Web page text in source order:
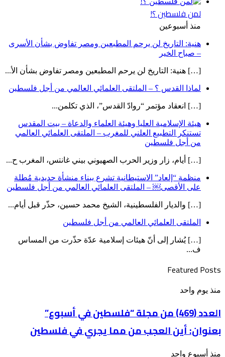
لمن فلسطين ؟!
منذ أسبوعين
هنية: التاريخ لن يرحم المطبعين ومصر تفاوض بشأن الأسرى
– صباح الخير
[…] هنية: التاريخ لن يرحم المطبعين ومصر تفاوض بشأن الأ...
لماذا القدس ؟ – الملتقى العلمائي العالمي من أجل فلسطين
[…] انعقاد مؤتمر “روادّ القدس”، الذي تكلمن...
هيئة الإسلامية العليا وهيئة العلماء والدعاة – بيت المقدس
تستنكر التطبيع العلني للمغرب – الملتقى العلمائي العالمي
من أجل فلسطين
[…] أيام، زار وزير الحرب الصهيوني بيني غانتس، المغرب ح...
منظمة “إلعاد” الاستيطانية تشرع ببناء منشأة حديدية مُطلة
على الأقصى￼ – الملتقى العلمائي العالمي من أجل فلسطين
[…] والديار الفلسطينية، الشيخ محمد حسين، حذّر قبل أيام...
الملتقى العلمائي العالمي من أجل فلسطين
[…] يُشار إلى أنّ هيئات إسلامية عدّة حذّرت من المساس
ف...
Featured Posts
العدد
من
مجلة
“فلسطين
في
منذ يوم واحد
العدد (469) من مجلة “فلسطين في أسبوع”
بعنوان: أين العجب من مما يجري في فلسطين
الملتقى
منذ أسبوع واحد